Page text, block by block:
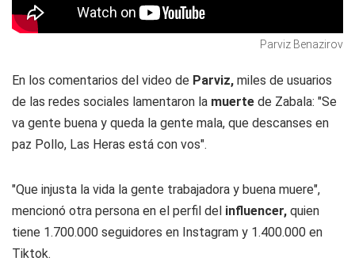
Parviz Benazirov
En los comentarios del video de Parviz, miles de usuarios
de las redes sociales lamentaron la muerte de Zabala: "Se
va gente buena y queda la gente mala, que descanses en
paz Pollo, Las Heras está con vos".
"Que injusta la vida la gente trabajadora y buena muere",
mencionó otra persona en el perfil del influencer, quien
tiene 1.700.000 seguidores en Instagram y 1.400.000 en
Tiktok.